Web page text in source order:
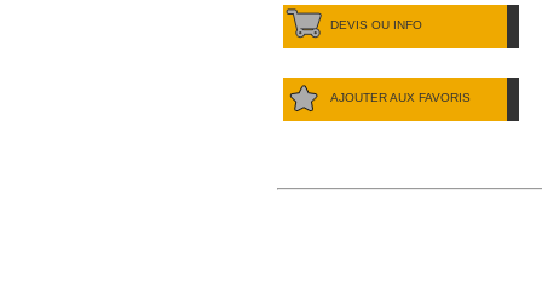
DEVIS OU INFO
AJOUTER AUX FAVORIS